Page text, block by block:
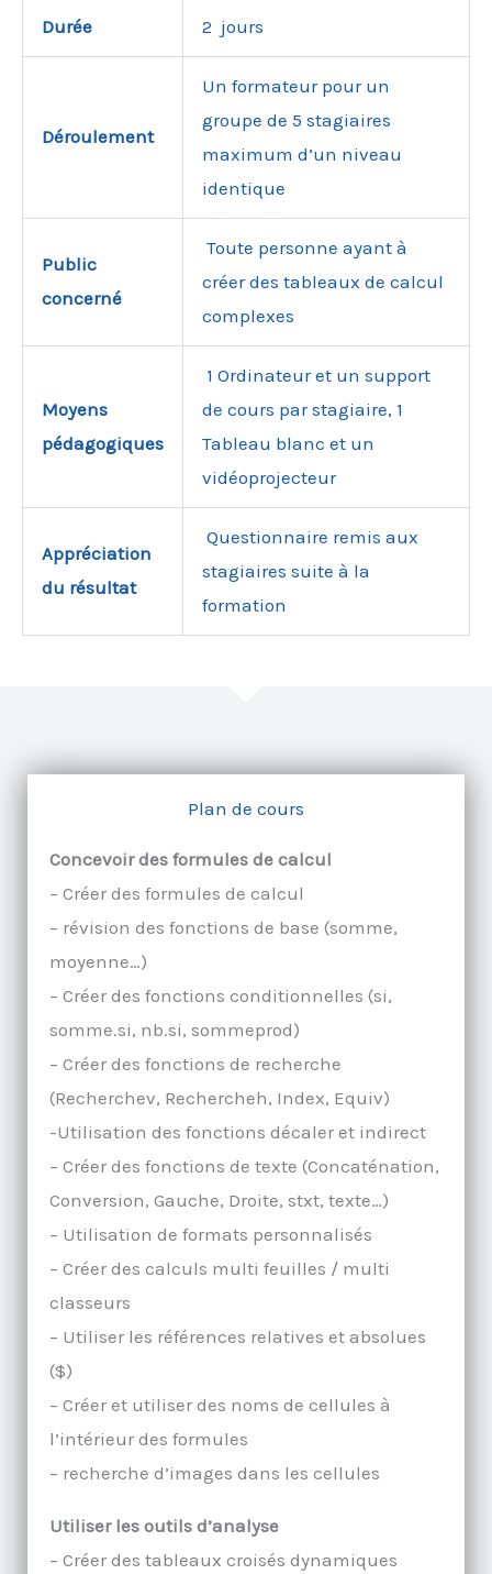
Durée 2 jours
Déroulement
Un formateur pour un
groupe de 5 stagiaires
maximum d’un niveau
identique
Public
concerné
Toute personne ayant à
créer des tableaux de calcul
complexes
Moyens
pédagogiques
1 Ordinateur et un support
de cours par stagiaire, 1
Tableau blanc et un
vidéoprojecteur
Appréciation
du résultat
Questionnaire remis aux
stagiaires suite à la
formation
Plan de cours
Concevoir des formules de calcul
– Créer des formules de calcul
– révision des fonctions de base (somme,
moyenne…)
– Créer des fonctions conditionnelles (si,
somme.si, nb.si, sommeprod)
– Créer des fonctions de recherche
(Recherchev, Rechercheh, Index, Equiv)
-Utilisation des fonctions décaler et indirect
– Créer des fonctions de texte (Concaténation,
Conversion, Gauche, Droite, stxt, texte…)
– Utilisation de formats personnalisés
– Créer des calculs multi feuilles / multi
classeurs
– Utiliser les références relatives et absolues
($)
– Créer et utiliser des noms de cellules à
l’intérieur des formules
– recherche d’images dans les cellules
Utiliser les outils d’analyse
– Créer des tableaux croisés dynamiques